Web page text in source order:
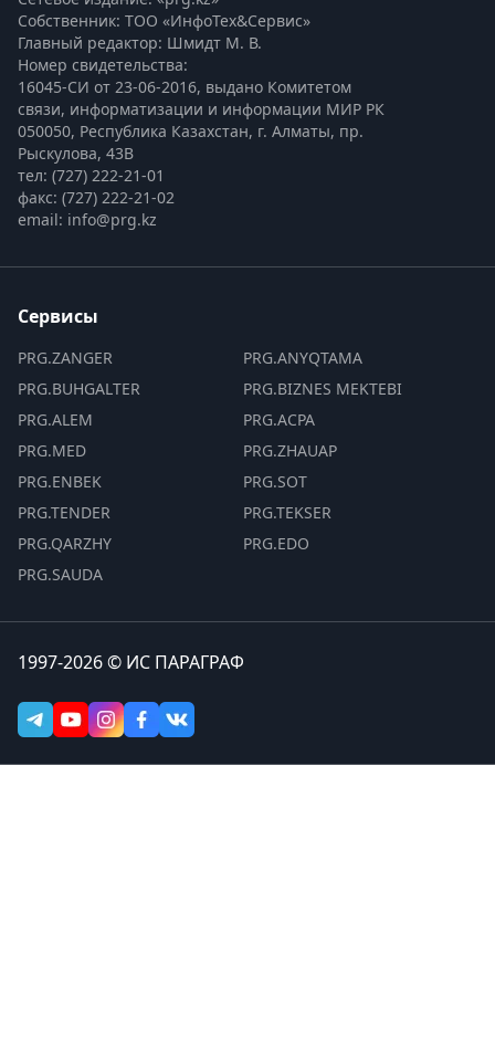
Собственник: ТОО «ИнфоТех&Сервис»
Главный редактор: Шмидт М. В.
Номер свидетельства:
16045-СИ от 23-06-2016, выдано Комитетом
связи, информатизации и информации МИР РК
050050, Республика Казахстан, г. Алматы, пр.
Рыскулова, 43В
тел: (727) 222-21-01
факс: (727) 222-21-02
email: info@prg.kz
Сервисы
PRG.ZANGER
PRG.BUHGALTER
PRG.ALEM
PRG.MED
PRG.ENBEK
PRG.TENDER
PRG.QARZHY
PRG.SAUDA
PRG.ANYQTAMA
PRG.BIZNES MEKTEBI
PRG.ACPA
PRG.ZHAUAP
PRG.SOT
PRG.TEKSER
PRG.EDO
1997-2026 © ИС ПАРАГРАФ